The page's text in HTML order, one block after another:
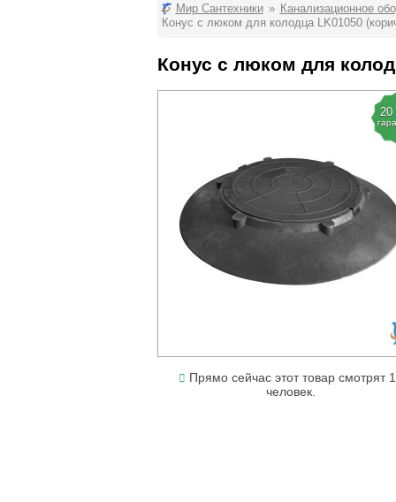
Мир Сантехники
Канализационное
Конус с люком для колодца LK01050
Конус с люком для
20
Прямо сейчас этот товар смотрят
человек.